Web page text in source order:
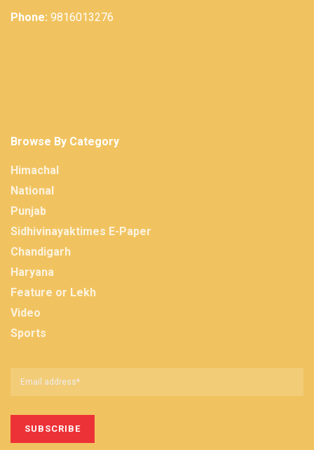
Phone: 9816013276
Browse By Category
Himachal
National
Punjab
Sidhivinayaktimes E-Paper
Chandigarh
Haryana
Feature or Lekh
Video
Sports